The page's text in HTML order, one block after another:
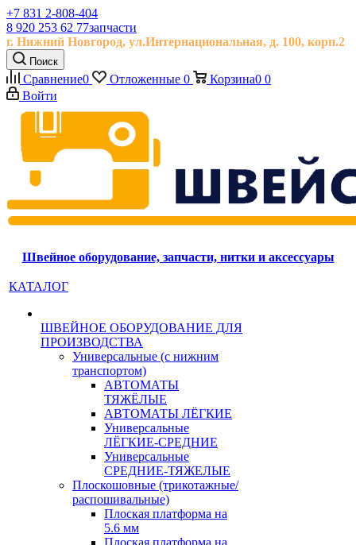
+7 831 2-808-404
8 920 253 62 77запчасти
г. Нижний Новгород, ул.Интернациональная, д. 100, корп.2
Поиск
Сравнение0 Отложенные 0 Корзина0 0
Войти
Швейное оборудование, запчасти, нитки и аксессуары
КАТАЛОГ
ШВЕЙНОЕ ОБОРУДОВАНИЕ ДЛЯ
ПРОИЗВОДСТВА
Универсальные (с нижним
транспортом)
АВТОМАТЫ
ТЯЖЁЛЫЕ
АВТОМАТЫ ЛЁГКИЕ
Универсальные
ЛЁГКИЕ-СРЕДНИЕ
Универсальные
СРЕДНИЕ-ТЯЖЕЛЫЕ
Плоскошовные (трикотажные/
распошивальные)
Плоская платформа на
5.6 мм
Плоская платформа на